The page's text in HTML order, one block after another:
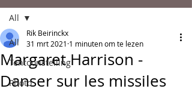
All
Tentoonstelling
Photo
All
Margaret Harrison -
Danser sur les missiles
Rik Beirinckx
31 mrt 2021 1 minuten om te lezen